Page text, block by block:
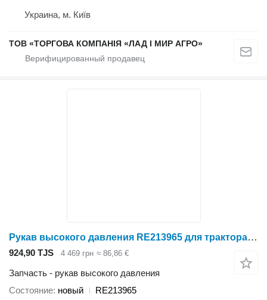
Украина, м. Київ
ТОВ «ТОРГОВА КОМПАНІЯ «ЛАД І МИР АГРО»
Рукав высокого давления RE213965 для трактора колесного John Deere 7020 / 7030 / 8030 / 8R: 7630, 7720, 7730, 7820, 7830, 7920, 7930
924,90 TJS 4 469 грн ≈ 86,86 €
Запчасть - рукав высокого давления
Состояние новый
RE213965